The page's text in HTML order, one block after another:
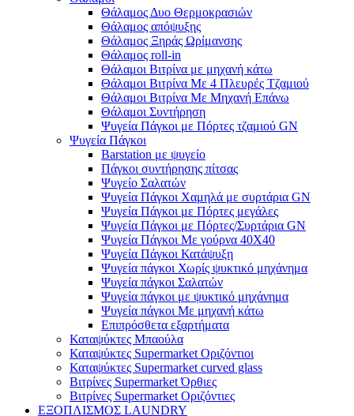
Θάλαμος Δυο Θερμοκρασιών
Θάλαμος απόψυξης
Θάλαμος Ξηράς Ωρίμανσης
Θάλαμος roll-in
Θάλαμοι Βιτρίνα με μηχανή κάτω
Θάλαμοι Βιτρίνα Με 4 Πλευρές Τζαμιού
Θάλαμοι Βιτρίνα Με Μηχανή Επάνω
Θάλαμοι Συντήρηση
Ψυγεία Πάγκοι με Πόρτες τζαμιού GN
Ψυγεία Πάγκοι
Barstation με ψυγείο
Πάγκοι συντήρησης πίτσας
Ψυγείο Σαλατών
Ψυγεία Πάγκοι Χαμηλά με συρτάρια GN
Ψυγεία Πάγκοι με Πόρτες μεγάλες
Ψυγεία Πάγκοι με Πόρτες/Συρτάρια GN
Ψυγεία Πάγκοι Με γούρνα 40Χ40
Ψυγεία Πάγκοι Κατάψυξη
Ψυγεία πάγκοι Χωρίς ψυκτικό μηχάνημα
Ψυγεία πάγκοι Σαλατών
Ψυγεία πάγκοι με ψυκτικό μηχάνημα
Ψυγεία πάγκοι Με μηχανή κάτω
Επιπρόσθετα εξαρτήματα
Καταψύκτες Μπαούλα
Καταψύκτες Supermarket Οριζόντιοι
Καταψύκτες Supermarket curved glass
Βιτρίνες Supermarket Όρθιες
Βιτρίνες Supermarket Οριζόντιες
ΕΞΟΠΛΙΣΜΟΣ LAUNDRY